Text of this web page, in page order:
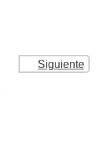
Siguiente